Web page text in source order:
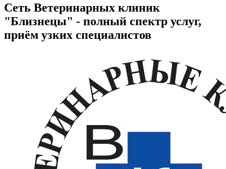
Сеть Ветеринарных клиник
"Близнецы" - полный спектр услуг,
приём узких специалистов